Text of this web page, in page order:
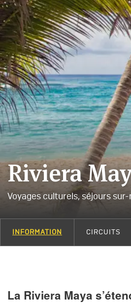
Riviera
Voyages culturels, séjours
INFORMATION CIRCUITS
La Riviera Maya